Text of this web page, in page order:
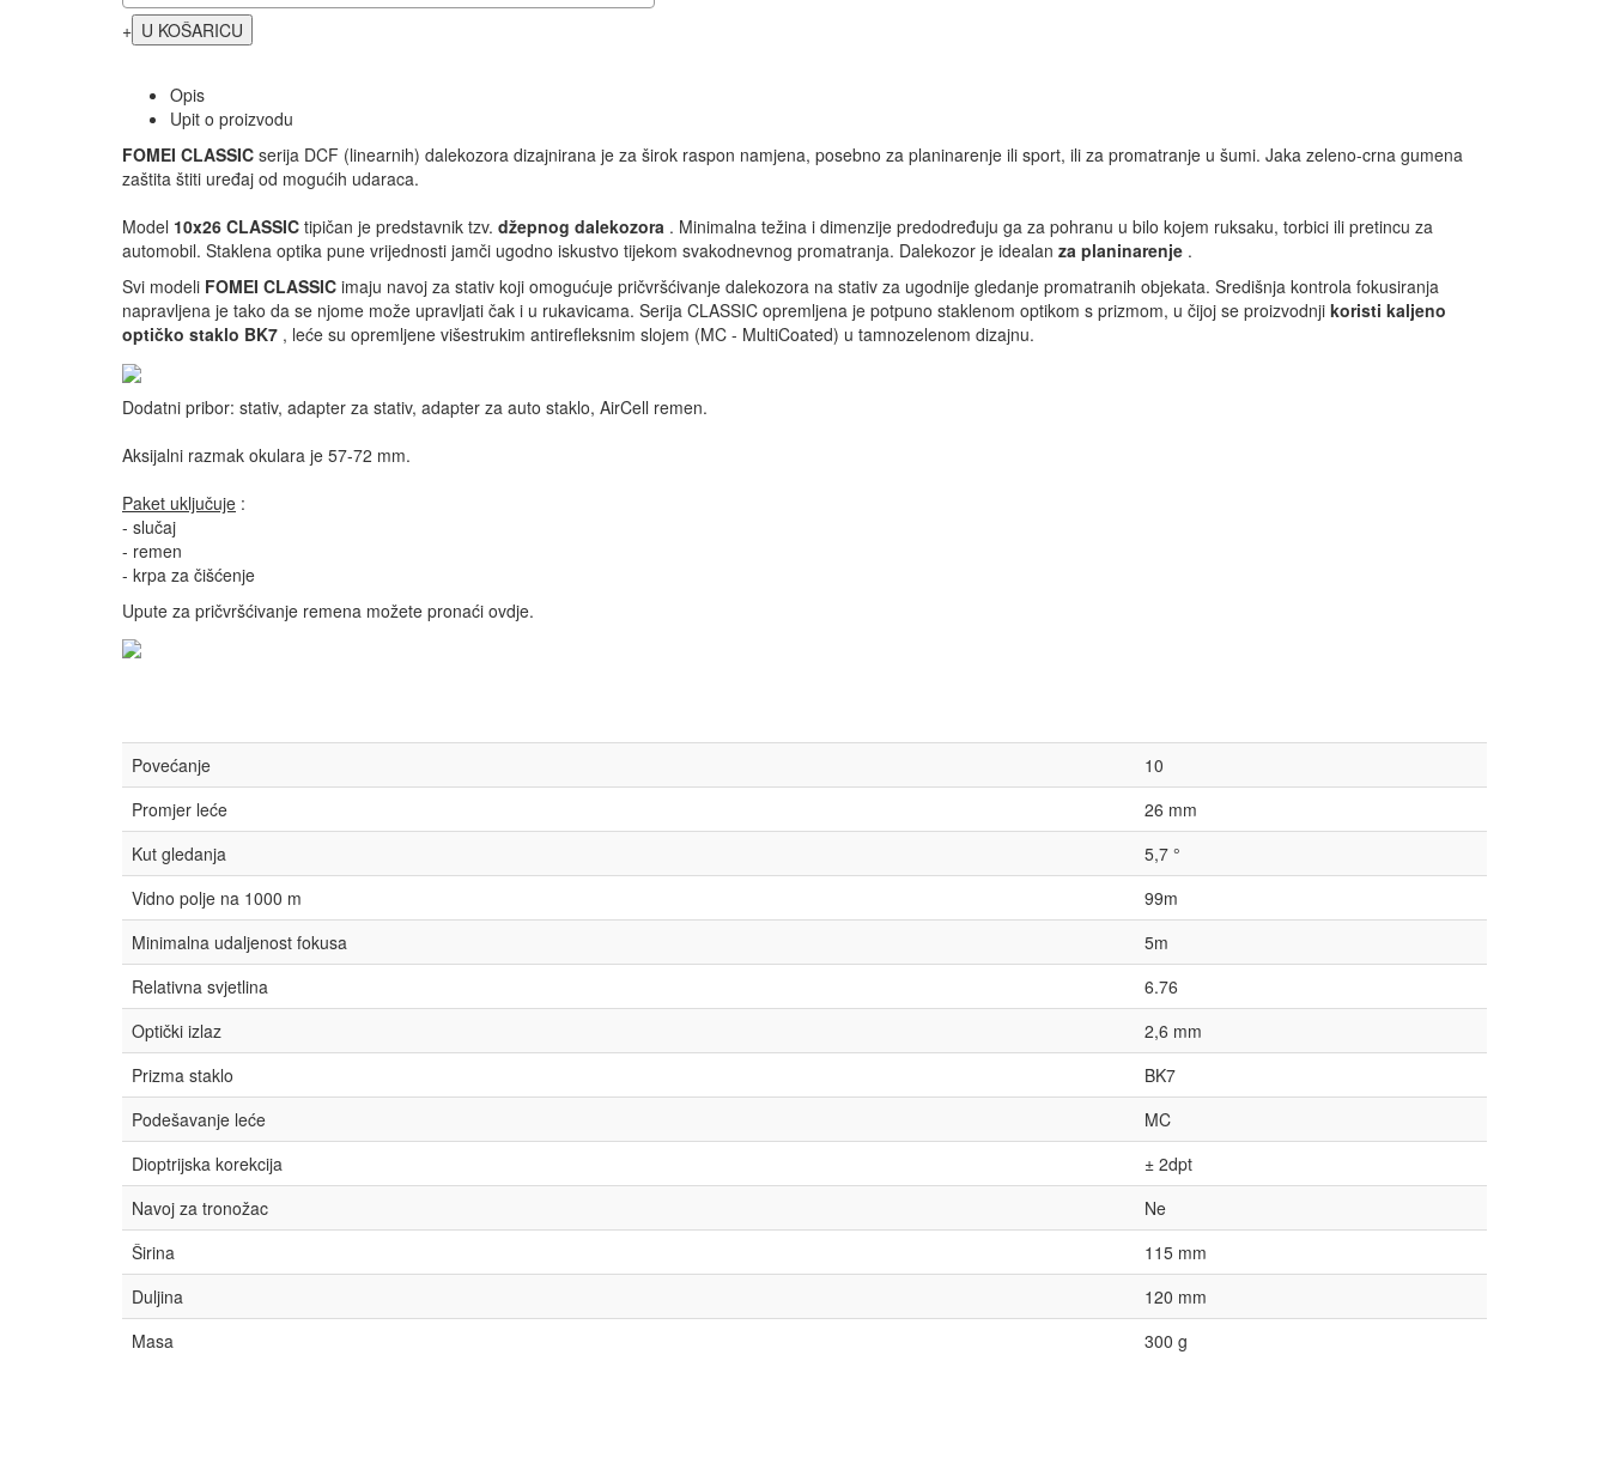
+
Opis
Upit o proizvodu
FOMEI CLASSIC serija DCF (linearnih) dalekozora dizajnirana je za širok raspon namjena, posebno za planinarenje ili sport, ili za promatranje u šumi. Jaka zeleno-crna gumena
zaštita štiti uređaj od mogućih udaraca.
Model 10x26 CLASSIC tipičan je predstavnik tzv. džepnog dalekozora . Minimalna težina i dimenzije predodređuju ga za pohranu u bilo kojem ruksaku, torbici ili pretincu za
automobil. Staklena optika pune vrijednosti jamči ugodno iskustvo tijekom svakodnevnog promatranja. Dalekozor je idealan za planinarenje .
Svi modeli FOMEI CLASSIC imaju navoj za stativ koji omogućuje pričvršćivanje dalekozora na stativ za ugodnije gledanje promatranih objekata. Središnja kontrola fokusiranja
napravljena je tako da se njome može upravljati čak i u rukavicama. Serija CLASSIC opremljena je potpuno staklenom optikom s prizmom, u čijoj se proizvodnji koristi kaljeno
optičko staklo BK7 , leće su opremljene višestrukim antirefleksnim slojem (MC - MultiCoated) u tamnozelenom dizajnu.
Dodatni pribor: stativ, adapter za stativ, adapter za auto staklo, AirCell remen.
Aksijalni razmak okulara je 57-72 mm.
Paket uključuje :
- slučaj
- remen
- krpa za čišćenje
Upute za pričvršćivanje remena možete pronaći ovdje.
Povećanje
10
Promjer leće
26 mm
Kut gledanja
5,7 °
Vidno polje na 1000 m
99m
Minimalna udaljenost fokusa
5m
Relativna svjetlina
6.76
Optički izlaz
2,6 mm
Prizma staklo
BK7
Podešavanje leće
MC
Dioptrijska korekcija
± 2dpt
Navoj za tronožac
Ne
Širina
115 mm
Duljina
120 mm
Masa
300 g